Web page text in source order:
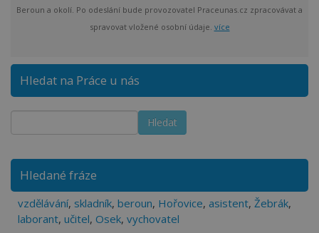
Beroun a okolí. Po odeslání bude provozovatel Praceunas.cz zpracovávat a
spravovat vložené osobní údaje. více
Hledat na Práce u nás
Hledané fráze
vzdělávání, skladník, beroun, Hořovice, asistent, Žebrák,
laborant, učitel, Osek, vychovatel